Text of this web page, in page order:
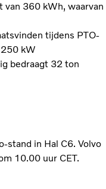
van 360 kWh, waarvan
tijdens PTO-
kW
bedraagt 32 ton
stand in Hal C6. Volvo
10.00 uur CET.